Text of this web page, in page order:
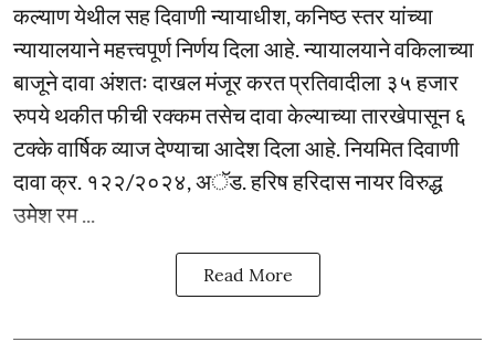
कल्याण येथील सह दिवाणी न्यायाधीश, कनिष्ठ स्तर यांच्या
न्यायालयाने महत्त्वपूर्ण निर्णय दिला आहे. न्यायालयाने वकिलाच्या
बाजूने दावा अंशतः दाखल मंजूर करत प्रतिवादीला ३५ हजार
रुपये थकीत फीची रक्कम तसेच दावा केल्याच्या तारखेपासून ६
टक्के वार्षिक व्याज देण्याचा आदेश दिला आहे. नियमित दिवाणी
दावा क्र. १२२/२०२४, अॅड. हरिष हरिदास नायर विरुद्ध
उमेश रम ...
Read More